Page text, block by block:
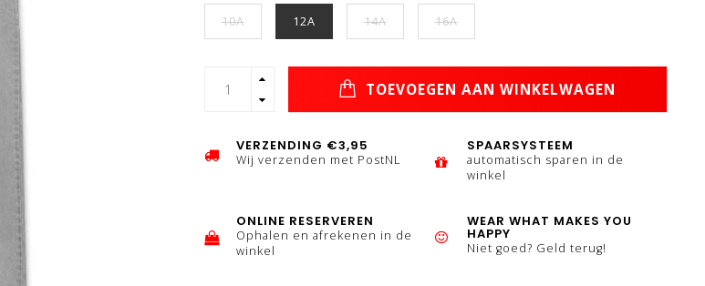
10A 12A 14A 16A
TOEVOEGEN AAN WINKELWAGEN
VERZENDING €3,95
Wij verzenden met PostNL
SPAARSYSTEEM
automatisch sparen in de
winkel
ONLINE RESERVEREN
Ophalen en afrekenen in de
winkel
WEAR WHAT MAKES YOU
HAPPY
Niet goed? Geld terug!